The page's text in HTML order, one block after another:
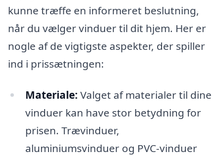
kunne træffe en informeret beslutning,
når du vælger vinduer til dit hjem. Her er
nogle af de vigtigste aspekter, der spiller
ind i prissætningen:
Materiale: Valget af materialer til dine
vinduer kan have stor betydning for
prisen. Trævinduer,
aluminiumsvinduer og PVC-vinduer